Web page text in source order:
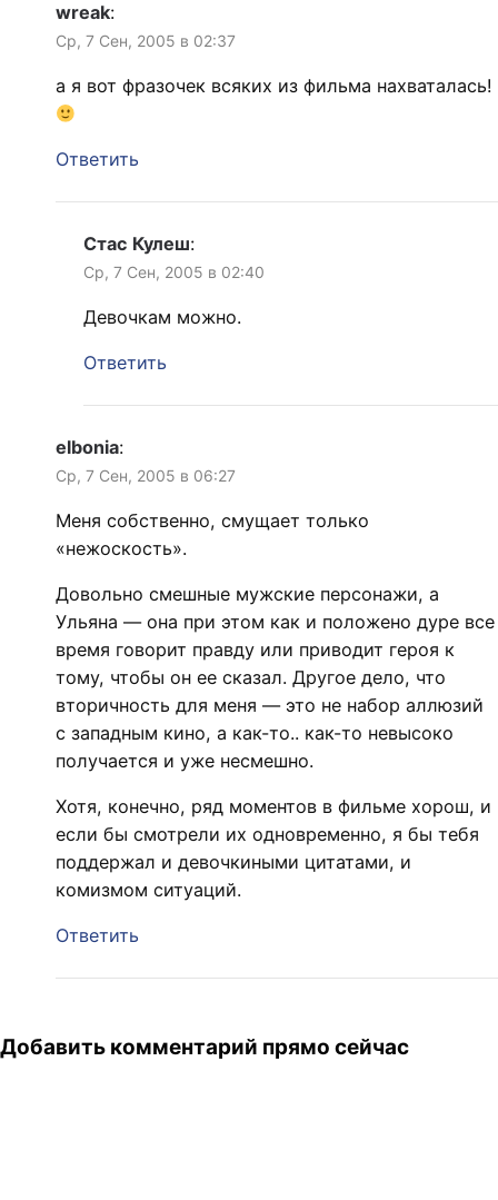
wreak:
Ср, 7 Сен, 2005 в 02:37
а я вот фразочек всяких из фильма нахваталась!
Ответить
Стас Кулеш:
Ср, 7 Сен, 2005 в 02:40
Девочкам можно.
Ответить
elbonia:
Ср, 7 Сен, 2005 в 06:27
Меня собственно, смущает только
«нежоскость».
Довольно смешные мужские персонажи, а
Ульяна — она при этом как и положено дуре все
время говорит правду или приводит героя к
тому, чтобы он ее сказал. Другое дело, что
вторичность для меня — это не набор аллюзий
с западным кино, а как-то.. как-то невысоко
получается и уже несмешно.
Хотя, конечно, ряд моментов в фильме хорош, и
если бы смотрели их одновременно, я бы тебя
поддержал и девочкиными цитатами, и
комизмом ситуаций.
Ответить
Добавить комментарий прямо сейчас